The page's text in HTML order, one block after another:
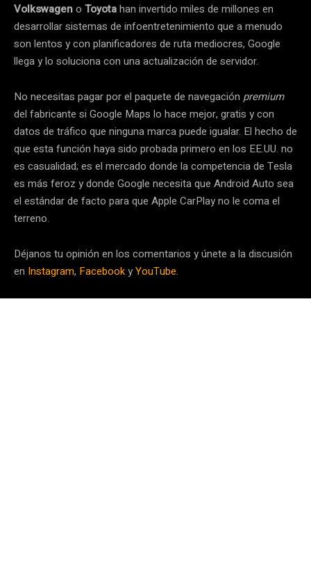
Volkswageno Toyotahan invertido miles de millones en
desarrollar sistemas de infoentretenimiento que a menudo
son lentos y con planificadores de ruta mediocres, Google
llega y lo soluciona con una actualización de servidor.
No necesitas pagar por el paquete de navegación premium
del fabricante si Google Maps lo hace mejor, gratis y con
datos de tráfico que ninguna marca puede igualar. El hecho de
que esta función haya sido probada primero en los EE.UU. no
es casualidad; es el mercado donde la competencia de Tesla
es más feroz y donde Google necesita que Android Auto sea
el estándar de facto para que Apple CarPlay no le coma el
terreno.
Déjanos tu opinión en los comentarios y únete a la discusión
en Instagram, FacebookyYouTube.